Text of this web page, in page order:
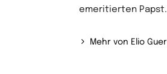
emeritierten Papst.
Mehr von Elio